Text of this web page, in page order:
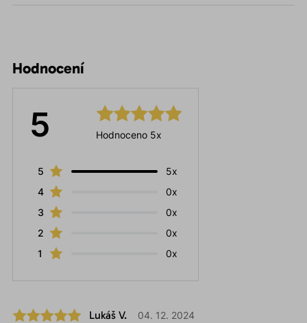
Hodnocení
5 Hodnoceno 5x
5
5x
4
0x
3
0x
2
0x
1
0x
Lukáš V. 04. 12. 2024